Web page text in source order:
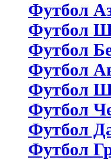
Футбол
Футбол
Футбол
Футбол
Футбол
Футбол
Футбол
Футбол